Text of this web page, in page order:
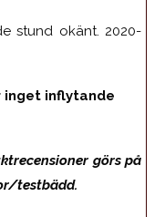
stund okänt. 2020-
inget inflytande
görs på
testbädd.